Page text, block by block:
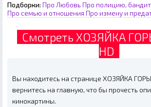
Подборки: Про Любовь Про полицию,
Про семью и отношения Про измену и
Смотреть ХОЗЯЙКА
HD
Вы находитесь на странице ХОЗЯЙКА ГОРЫ
вернитесь на главную, что бы прочесть
кинокартины.